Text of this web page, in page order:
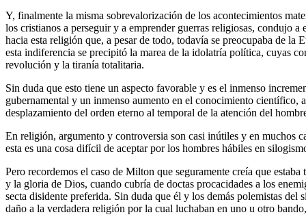
Y, finalmente la misma sobrevalorización de los acontecimientos
los cristianos a perseguir y a emprender guerras religiosas, condujo
hacia esta religión que, a pesar de todo, todavía se preocupaba de la
esta indiferencia se precipitó la marea de la idolatría política, cuyas
revolución y la tiranía totalitaria.
Sin duda que esto tiene un aspecto favorable y es el inmenso
gubernamental y un inmenso aumento en el conocimiento científico,
desplazamiento del orden eterno al temporal de la atención del
En religión, argumento y controversia son casi inútiles y en muchos
esta es una cosa difícil de aceptar por los hombres hábiles en
Pero recordemos el caso de Milton que seguramente creía que
y la gloria de Dios, cuando cubría de doctas procacidades a los
secta disidente preferida. Sin duda que él y los demás polemistas
daño a la verdadera religión por la cual luchaban en uno u otro